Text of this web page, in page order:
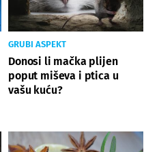
GRUBI ASPEKT
Donosi li mačka plijen
poput miševa i ptica u
vašu kuću?